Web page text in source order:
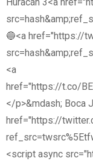
🔵<a href="https://
<a
href="https://t.co/
</p>&mdash; Boca
href="https://
<script async